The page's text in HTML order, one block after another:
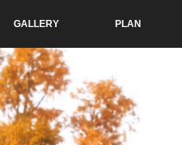
GALLERY PLAN